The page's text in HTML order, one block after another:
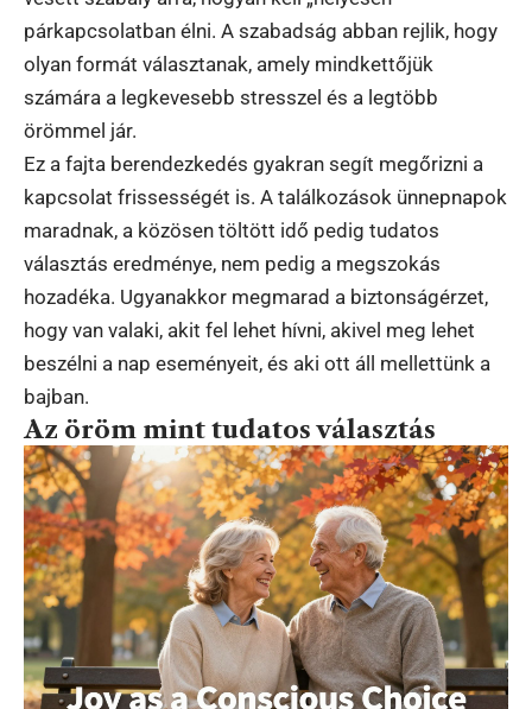
párkapcsolatban élni. A szabadság abban rejlik, hogy
olyan formát választanak, amely mindkettőjük
számára a legkevesebb stresszel és a legtöbb
örömmel jár.
Ez a fajta berendezkedés gyakran segít megőrizni a
kapcsolat frissességét is. A találkozások ünnepnapok
maradnak, a közösen töltött idő pedig tudatos
választás eredménye, nem pedig a megszokás
hozadéka. Ugyanakkor megmarad a biztonságérzet,
hogy van valaki, akit fel lehet hívni, akivel meg lehet
beszélni a nap eseményeit, és aki ott áll mellettünk a
bajban.
Az öröm mint tudatos választás